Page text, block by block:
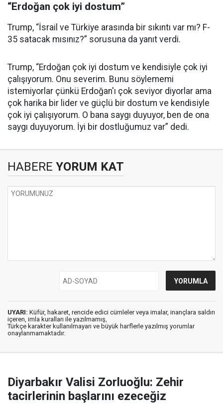
“Erdoğan çok iyi dostum”
Trump, “İsrail ve Türkiye arasında bir sıkıntı var mı? F-
35 satacak mısınız?” sorusuna da yanıt verdi.
Trump, “Erdoğan çok iyi dostum ve kendisiyle çok iyi
çalışıyorum. Onu severim. Bunu söylememi
istemiyorlar çünkü Erdoğan'ı çok seviyor diyorlar ama
çok harika bir lider ve güçlü bir dostum ve kendisiyle
çok iyi çalışıyorum. O bana saygı duyuyor, ben de ona
saygı duyuyorum. İyi bir dostluğumuz var” dedi.
HABERE YORUM KAT
UYARI: Küfür, hakaret, rencide edici cümleler veya imalar, inançlara saldırı
içeren, imla kuralları ile yazılmamış,
Türkçe karakter kullanılmayan ve büyük harflerle yazılmış yorumlar
onaylanmamaktadır.
Diyarbakır Valisi Zorluoğlu: Zehir
tacirlerinin başlarını ezeceğiz